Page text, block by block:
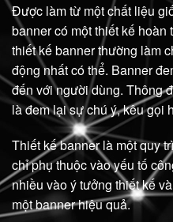
Được làm từ một chất liệu
banner có một thiết kế
thiết kế banner thường làm
động nhất có thể. Banner
đến với người dùng. Thông
là đem lại sự chú ý, kêu gọi
Thiết kế banner là một quy
chỉ phụ thuộc vào yếu tố
nhiều vào ý tưởng thiết kế
một banner hiệu quả.